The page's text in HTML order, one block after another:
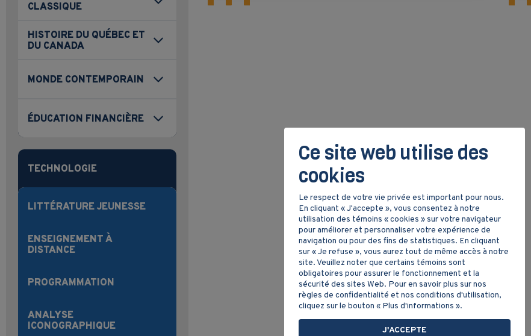
CLASSIQUE
HISTOIRE DU QUÉBEC ET
DU CANADA
MONDE CONTEMPORAIN
ÉDUCATION FINANCIÈRE
TECHNOLOGIE
LITTÉRATURE JEUNESSE
ENSEIGNEMENT À
DISTANCE
PROGRAMMATION
ANALYSE
ICONOGRAPHIQUE
Ce site web utilise des
cookies
Le respect de votre vie privée est important pour nous.
En cliquant « J'accepte », vous consentez à notre
utilisation des témoins « cookies » sur votre navigateur
pour améliorer et personnaliser votre expérience de
navigation ou pour des fins de statistiques. En cliquant
sur « Je refuse », vous aurez tout de même accès à notre
site. Veuillez noter que certains témoins sont
obligatoires pour assurer le fonctionnement et la
sécurité des sites Web. Pour en savoir plus sur nos
règles de confidentialité et nos conditions d'utilisation,
cliquez sur le bouton « Plus d'informations ».
J'ACCEPTE